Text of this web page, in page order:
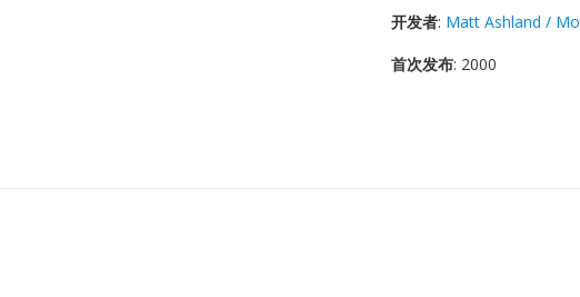
开发者: Matt Ashland /
首次发布: 2000